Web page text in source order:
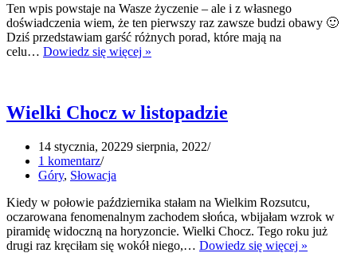
Ten wpis powstaje na Wasze życzenie – ale i z własnego
doświadczenia wiem, że ten pierwszy raz zawsze budzi obawy 🙂
Dziś przedstawiam garść różnych porad, które mają na
celu… Dowiedz się więcej »
rowerem
Wielki Chocz w listopadzie
14 stycznia, 20229 sierpnia, 2022
1 komentarz
Góry, Słowacja
Kiedy w połowie października stałam na Wielkim Rozsutcu,
oczarowana fenomenalnym zachodem słońca, wbijałam wzrok w
piramidę widoczną na horyzoncie. Wielki Chocz. Tego roku już
drugi raz kręciłam się wokół niego,… Dowiedz się więcej »